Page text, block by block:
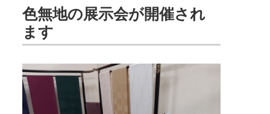
色無地の展示会が開催され
ます